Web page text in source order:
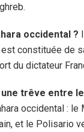
occidental ?
constituée de
du dictateur
une trêve entre
occidental : le
et le Polisario